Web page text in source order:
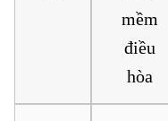
mềm
điều
hòa